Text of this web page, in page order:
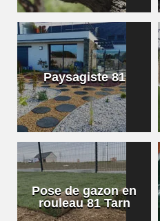
Paysagiste 81
Pose de gazon en
rouleau 81 Tarn